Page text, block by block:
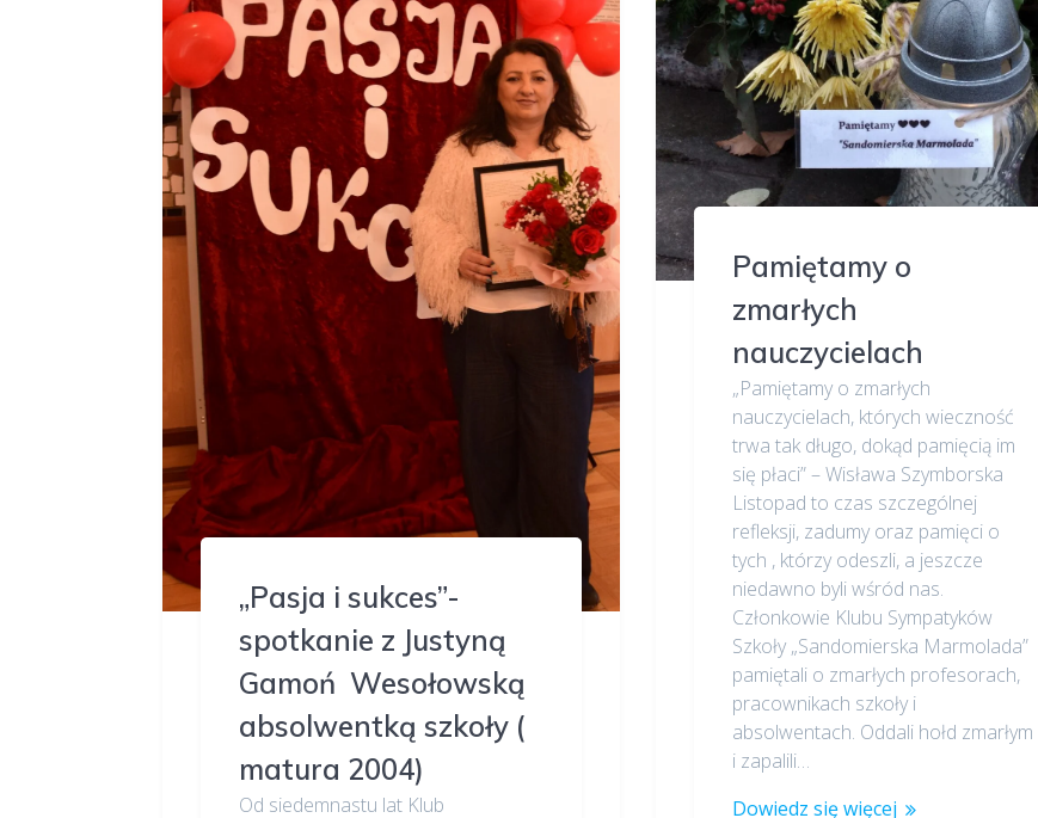
„Pasja i sukces”-
spotkanie z Justyną
Gamoń Wesołowską
absolwentką szkoły (
matura 2004)
Od siedemnastu lat Klub
Pamiętamy o
zmarłych
nauczycielach
„Pamiętamy o zmarłych
nauczycielach, których wieczność
trwa tak długo, dokąd pamięcią im
się płaci” – Wisława Szymborska
Listopad to czas szczególnej
refleksji, zadumy oraz pamięci o
tych , którzy odeszli, a jeszcze
niedawno byli wśród nas.
Członkowie Klubu Sympatyków
Szkoły „Sandomierska Marmolada”
pamiętali o zmarłych profesorach,
pracownikach szkoły i
absolwentach. Oddali hołd zmarłym
i zapalili…
Dowiedz się więcej